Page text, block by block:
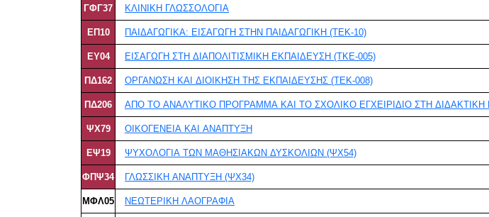
ΓΦΓ37 ΚΛΙΝΙΚΗ ΓΛΩΣΣΟΛΟΓΙΑ
ΕΠ10 ΠΑΙΔΑΓΩΓΙΚΑ: ΕΙΣΑΓΩΓΗ ΣΤΗΝ ΠΑΙΔΑΓΩΓΙΚΗ (ΤΕΚ-10)
ΕΥ04 ΕΙΣΑΓΩΓΗ ΣΤΗ ΔΙΑΠΟΛΙΤΙΣΜΙΚΗ ΕΚΠΑΙΔΕΥΣΗ (ΤΚΕ-005)
ΠΔ162 ΟΡΓΑΝΩΣΗ ΚΑΙ ΔΙΟΙΚΗΣΗ ΤΗΣ ΕΚΠΑΙΔΕΥΣΗΣ (ΤΕΚ-008)
ΠΔ206
ΨΧ79 ΟΙΚΟΓΕΝΕΙΑ ΚΑΙ ΑΝΑΠΤΥΞΗ
ΕΨ19 ΨΥΧΟΛΟΓΙΑ ΤΩΝ ΜΑΘΗΣΙΑΚΩΝ ΔΥΣΚΟΛΙΩΝ (ΨΧ54)
ΦΠΨ34 ΓΛΩΣΣΙΚΗ ΑΝΑΠΤΥΞΗ (ΨΧ34)
ΜΦΛ05 ΝΕΩΤΕΡΙΚΗ ΛΑΟΓΡΑΦΙΑ